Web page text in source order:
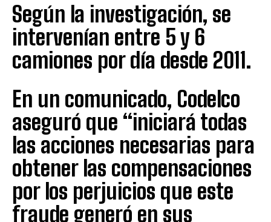
Según la investigación, se
intervenían entre 5 y 6
camiones por día desde 2011.
En un comunicado, Codelco
aseguró que “iniciará todas
las acciones necesarias para
obtener las compensaciones
por los perjuicios que este
fraude generó en sus